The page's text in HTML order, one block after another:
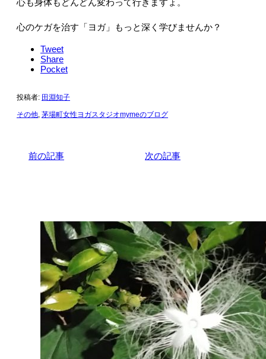
心も身体もどんどん変わって行きますょ。
心のケガを治す「ヨガ」もっと深く学びませんか？
Tweet
Share
Pocket
投稿者: 田淵知子
その他, 茅場町女性ヨガスタジオmymeのブログ
前の記事 次の記事